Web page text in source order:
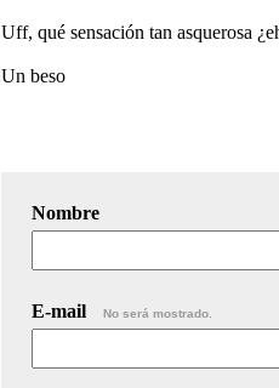
Uff, qué sensación tan asquerosa
Un beso
Nombre
E-mail No será mostrado.